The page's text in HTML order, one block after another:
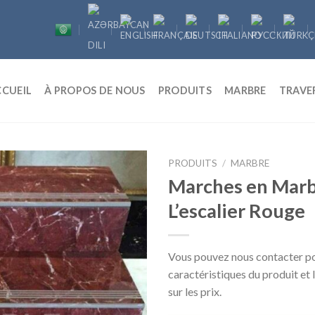
À PROPOS DE NOUS PRODUITS MARBRE
PRODUITS / MARBRE
Marches en
L’escalier Rouge
Vous pouvez nous contacter
caractéristiques du produit et
sur les prix.